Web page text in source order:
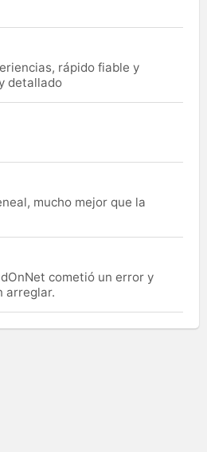
rápido fiable y
detallado
mucho mejor que la
cometió un error y
arreglar.